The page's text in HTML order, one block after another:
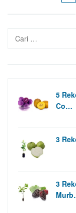
Cari
untuk:
5
Co…
3
3